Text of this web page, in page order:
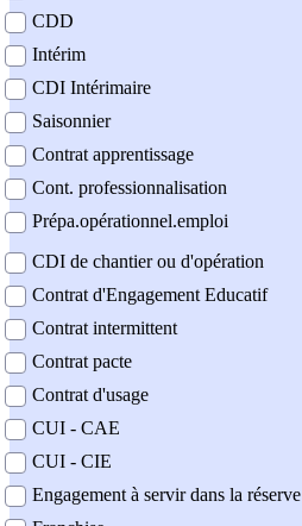
CDD
Intérim
CDI Intérimaire
Saisonnier
Contrat apprentissage
Cont. professionnalisation
Prépa.opérationnel.emploi
CDI de chantier ou d'opération
Contrat d'Engagement Educatif
Contrat intermittent
Contrat pacte
Contrat d'usage
CUI - CAE
CUI - CIE
Engagement à servir dans la réserve